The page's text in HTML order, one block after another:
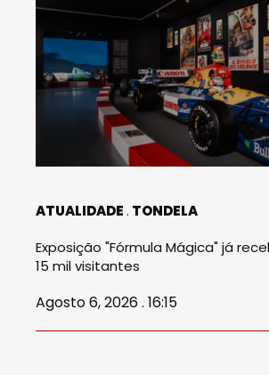
ATUALIDADE TONDELA
Exposição "Fórmula Mágica" já
15 mil visitantes
Agosto 6, 2026 . 16:15